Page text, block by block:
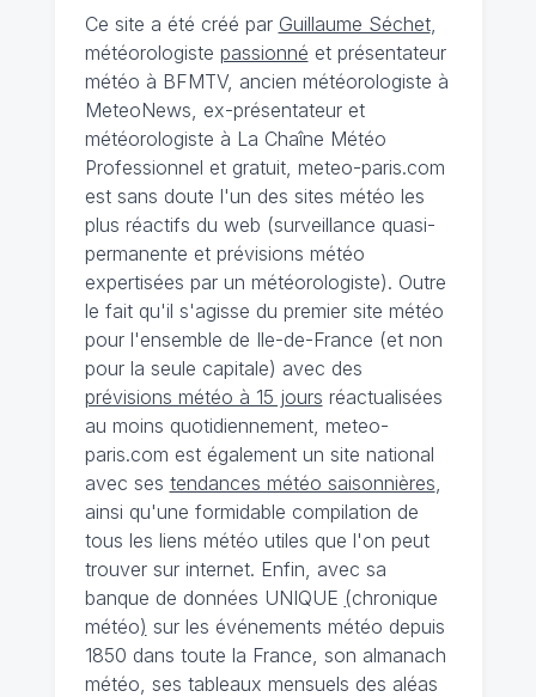
Ce site a été créé par Guillaume Séchet,
météorologiste passionné et présentateur
météo à BFMTV, ancien météorologiste à
MeteoNews, ex-présentateur et
météorologiste à La Chaîne Météo
Professionnel et gratuit, meteo-paris.com
est sans doute l'un des sites météo les
plus réactifs du web (surveillance quasi-
permanente et prévisions météo
expertisées par un météorologiste). Outre
le fait qu'il s'agisse du premier site météo
pour l'ensemble de Ile-de-France (et non
pour la seule capitale) avec des
prévisions météo à 15 jours réactualisées
au moins quotidiennement, meteo-
paris.com est également un site national
avec ses tendances météo saisonnières,
ainsi qu'une formidable compilation de
tous les liens météo utiles que l'on peut
trouver sur internet. Enfin, avec sa
banque de données UNIQUE (chronique
météo) sur les événements météo depuis
1850 dans toute la France, son almanach
météo, ses tableaux mensuels des aléas